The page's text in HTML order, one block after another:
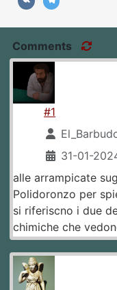
Comments
#1
31-01-
alle arrampicate
Polidoronzo per
si riferiscno i due
chimiche che